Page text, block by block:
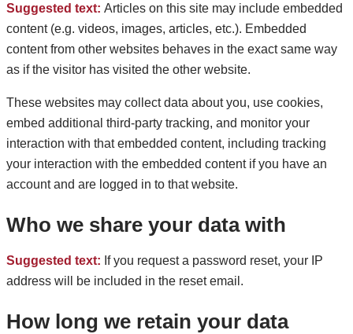
Suggested text: Articles on this site may include embedded
content (e.g. videos, images, articles, etc.). Embedded
content from other websites behaves in the exact same way
as if the visitor has visited the other website.
These websites may collect data about you, use cookies,
embed additional third-party tracking, and monitor your
interaction with that embedded content, including tracking
your interaction with the embedded content if you have an
account and are logged in to that website.
Who we share your data with
Suggested text: If you request a password reset, your IP
address will be included in the reset email.
How long we retain your data